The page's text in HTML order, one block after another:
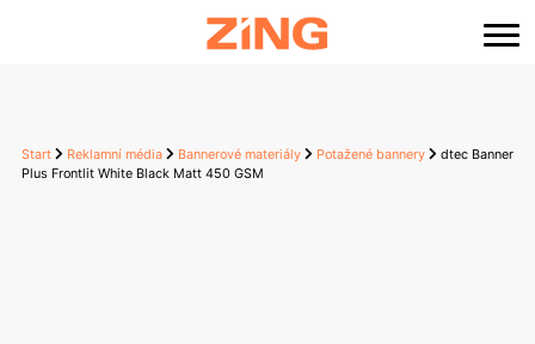
Start Reklamní média Bannerové materiály Potažené bannery
dtec Banner
Plus Frontlit White Black Matt 450 GSM